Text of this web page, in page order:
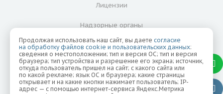
Лицензии
Надзорные органы
Политика конфиденциальности
Согласие на обработку персональных данных
Продолжая использовать наш сайт, вы даете согласие
на обработку файлов cookie и пользовательских данных:
сведения о местоположении; тип и версия ОС; тип и версия
браузера; тип устройства и разрешение его экрана; источник,
откуда пользователь пришел на сайт; с какого сайта или
по какой рекламе; язык ОС и браузера; какие страницы
открывает и на какие кнопки нажимает пользователь; IP-
адрес — с помощью интернет-сервиса Яндекс.Метрика